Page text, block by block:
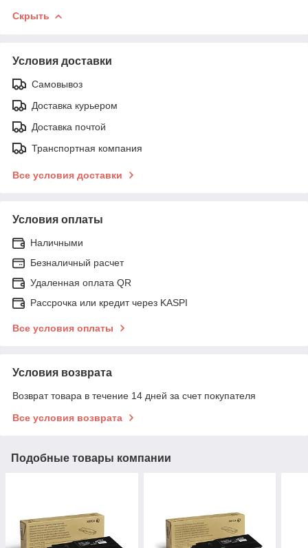
Скрыть
Условия доставки
Самовывоз
Доставка курьером
Доставка почтой
Транспортная компания
Все условия доставки
Условия оплаты
Наличными
Безналичный расчет
Удаленная оплата QR
Рассрочка или кредит через KASPI
Все условия оплаты
Условия возврата
Возврат товара в течение 14 дней за счет покупателя
Все условия возврата
Подобные товары компании